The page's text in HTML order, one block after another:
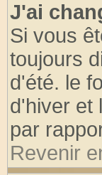
J'ai
Si vous
toujours
d'été. le
d'hiver et
par
Revenir